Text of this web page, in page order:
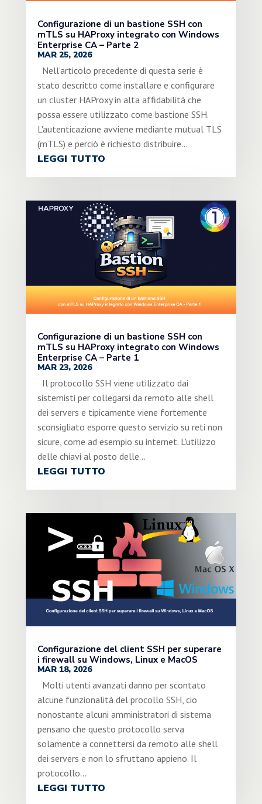
Configurazione di un bastione SSH con
mTLS su HAProxy integrato con Windows
Enterprise CA – Parte 2
MAR 25, 2026
Nell'articolo precedente di questa serie è
stato descritto come installare e configurare
un cluster HAProxy in alta affidabilità che
possa essere utilizzato come bastione SSH.
L'autenticazione avviene mediante mutual TLS
(mTLS) e perciò è richiesto distribuire...
LEGGI TUTTO
Configurazione di un bastione SSH con
mTLS su HAProxy integrato con Windows
Enterprise CA – Parte 1
MAR 23, 2026
Il protocollo SSH viene utilizzato dai
sistemisti per collegarsi da remoto alle shell
dei servers e tipicamente viene fortemente
sconsigliato esporre questo servizio su reti non
sicure, come ad esempio su internet. L'utilizzo
delle chiavi al posto delle...
LEGGI TUTTO
Configurazione del client SSH per superare
i firewall su Windows, Linux e MacOS
MAR 18, 2026
Molti utenti avanzati danno per scontato
alcune funzionalità del procollo SSH, cio
nonostante alcuni amministratori di sistema
pensano che questo protocollo serva
solamente a connettersi da remoto alle shell
dei servers e non lo sfruttano appieno. Il
protocollo...
LEGGI TUTTO